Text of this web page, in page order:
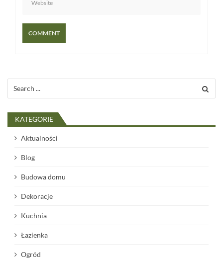
for:
KATEGORIE
Aktualności
Blog
Budowa domu
Dekoracje
Kuchnia
Łazienka
Ogród